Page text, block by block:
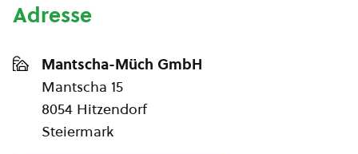
Adresse
Mantscha-Müch GmbH
Mantscha 15
8054 Hitzendorf
Steiermark